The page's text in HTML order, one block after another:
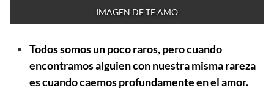
IMAGEN DE TE AMO
Todos somos un poco raros, pero cuando
encontramos alguien con nuestra misma rareza
es cuando caemos profundamente en el amor.